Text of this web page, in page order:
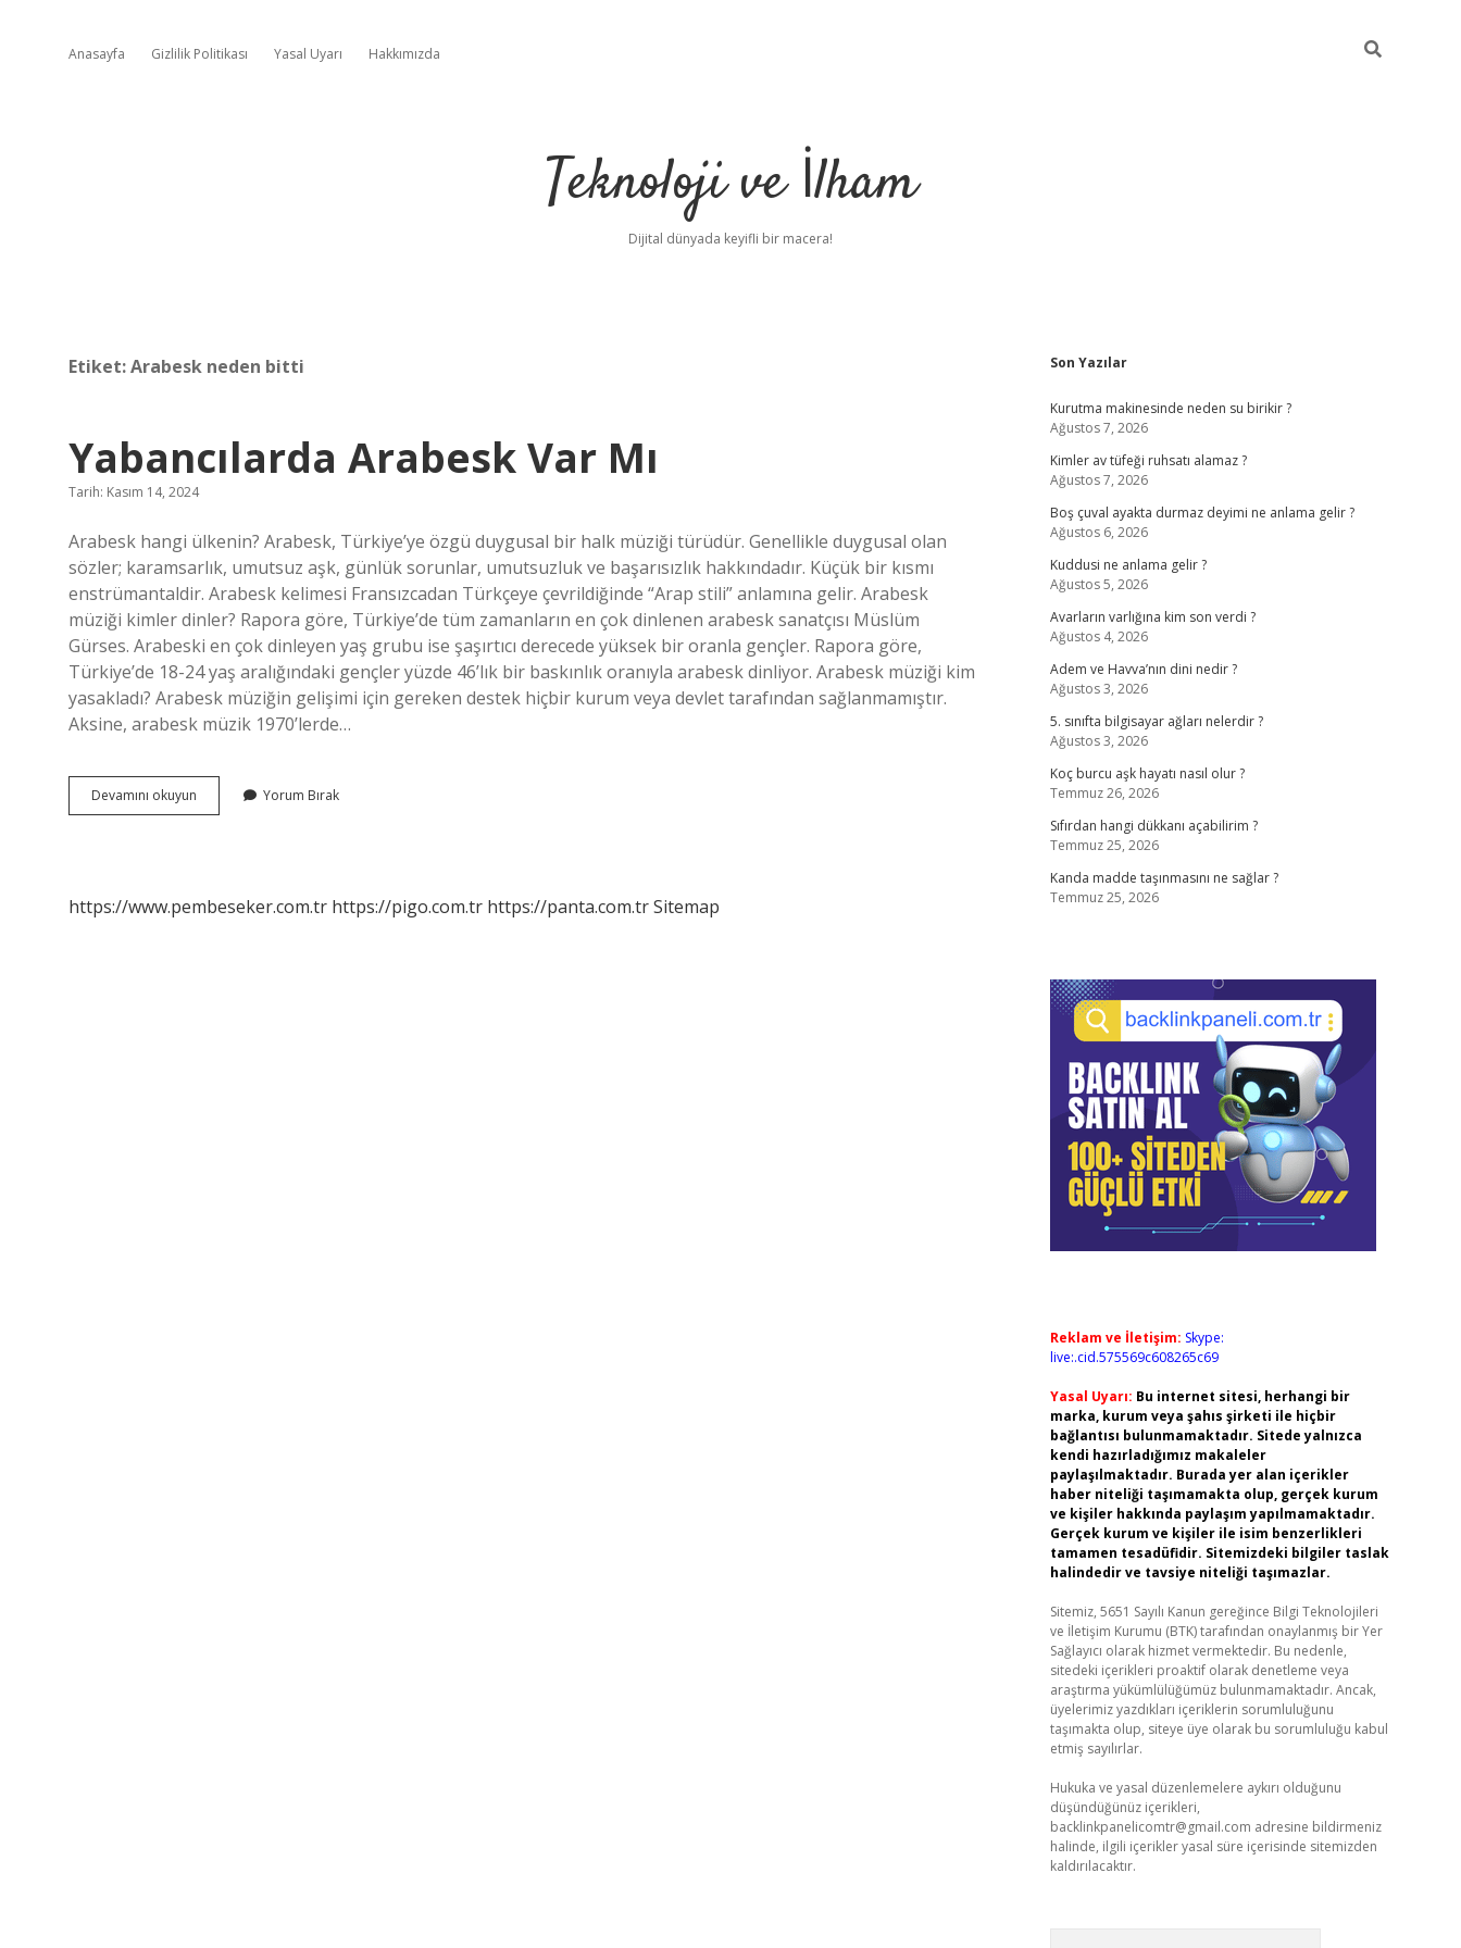
Anasayfa Gizlilik Politikası Yasal Uyarı Hakkımızda
Teknoloji ve İlham
Dijital dünyada keyifli bir macera!
Etiket:Arabesk neden bitti
Yabancılarda Arabesk Var Mı
Tarih: Kasım 14, 2024
Arabesk hangi ülkenin? Arabesk, Türkiye’ye özgü duygusal bir halk müziği türüdür. Genellikle duygusal olan
sözler; karamsarlık, umutsuz aşk, günlük sorunlar, umutsuzluk ve başarısızlık hakkındadır. Küçük bir kısmı
enstrümantaldir. Arabesk kelimesi Fransızcadan Türkçeye çevrildiğinde “Arap stili” anlamına gelir. Arabesk
müziği kimler dinler? Rapora göre, Türkiye’de tüm zamanların en çok dinlenen arabesk sanatçısı Müslüm
Gürses. Arabeski en çok dinleyen yaş grubu ise şaşırtıcı derecede yüksek bir oranla gençler. Rapora göre,
Türkiye’de 18-24 yaş aralığındaki gençler yüzde 46’lık bir baskınlık oranıyla arabesk dinliyor. Arabesk müziği kim
yasakladı? Arabesk müziğin gelişimi için gereken destek hiçbir kurum veya devlet tarafından sağlanmamıştır.
Aksine, arabesk müzik 1970’lerde…
Devamını okuyun Yabancılarda
Arabesk
Yorum Bırak
https://www.pembeseker.com.tr https://pigo.com.tr https://panta.com.trSitemap
Sidebar
Son Yazılar
Kurutma makinesinde neden su birikir ?
Ağustos 7, 2026
Kimler av tüfeği ruhsatı alamaz ?
Ağustos 7, 2026
Boş çuval ayakta durmaz deyimi ne anlama gelir ?
Ağustos 6, 2026
Kuddusi ne anlama gelir ?
Ağustos 5, 2026
Avarların varlığına kim son verdi ?
Ağustos 4, 2026
Adem ve Havva’nın dini nedir ?
Ağustos 3, 2026
5. sınıfta bilgisayar ağları nelerdir ?
Ağustos 3, 2026
Koç burcu aşk hayatı nasıl olur ?
Temmuz 26, 2026
Sıfırdan hangi dükkanı açabilirim ?
Temmuz 25, 2026
Kanda madde taşınmasını ne sağlar ?
Temmuz 25, 2026
Reklam ve İletişim: Skype:
live:.cid.575569c608265c69
Yasal Uyarı: Bu internet sitesi, herhangi bir
marka, kurum veya şahıs şirketi ile hiçbir
bağlantısı bulunmamaktadır. Sitede yalnızca
kendi hazırladığımız makaleler
paylaşılmaktadır. Burada yer alan içerikler
haber niteliği taşımamakta olup, gerçek kurum
ve kişiler hakkında paylaşım yapılmamaktadır.
Gerçek kurum ve kişiler ile isim benzerlikleri
tamamen tesadüfidir. Sitemizdeki bilgiler taslak
halindedir ve tavsiye niteliği taşımazlar.
Sitemiz, 5651 Sayılı Kanun gereğince Bilgi Teknolojileri
ve İletişim Kurumu (BTK) tarafından onaylanmış bir Yer
Sağlayıcı olarak hizmet vermektedir. Bu nedenle,
sitedeki içerikleri proaktif olarak denetleme veya
araştırma yükümlülüğümüz bulunmamaktadır. Ancak,
üyelerimiz yazdıkları içeriklerin sorumluluğunu
taşımakta olup, siteye üye olarak bu sorumluluğu kabul
etmiş sayılırlar.
Hukuka ve yasal düzenlemelere aykırı olduğunu
düşündüğünüz içerikleri,
backlinkpanelicomtr@gmail.com adresine bildirmeniz
halinde, ilgili içerikler yasal süre içerisinde sitemizden
kaldırılacaktır.